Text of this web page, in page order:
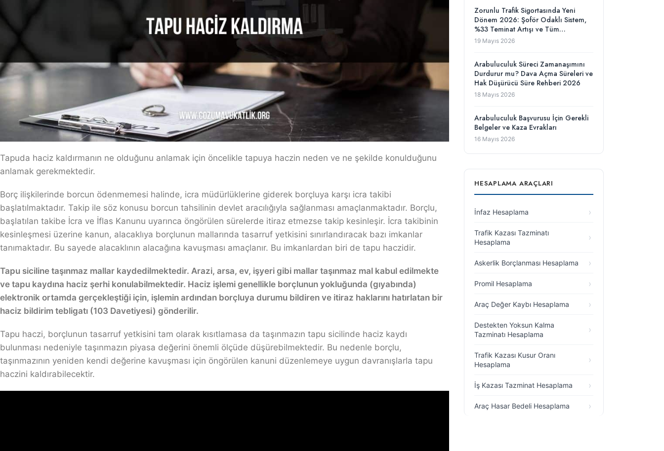
Tapuda haciz kaldırmanın ne olduğunu anlamak için öncelikle tapuya haczin neden ve ne şekilde konulduğunu
anlamak gerekmektedir.
Borç ilişkilerinde borcun ödenmemesi halinde, icra müdürlüklerine giderek borçluya karşı icra takibi
başlatılmaktadır. Takip ile söz konusu borcun tahsilinin devlet aracılığıyla sağlanması amaçlanmaktadır. Borçlu,
başlatılan takibe İcra ve İflas Kanunu uyarınca öngörülen sürelerde itiraz etmezse takip kesinleşir. İcra takibinin
kesinleşmesi üzerine kanun, alacaklıya borçlunun mallarında tasarruf yetkisini sınırlandıracak bazı imkanlar
tanımaktadır. Bu sayede alacaklının alacağına kavuşması amaçlanır. Bu imkanlardan biri de tapu haczidir.
Tapu siciline taşınmaz mallar kaydedilmektedir. Arazi, arsa, ev, işyeri gibi mallar taşınmaz mal kabul edilmekte
ve tapu kaydına haciz şerhi konulabilmektedir. Haciz işlemi genellikle borçlunun yokluğunda (gıyabında)
elektronik ortamda gerçekleştiği için, işlemin ardından borçluya durumu bildiren ve itiraz haklarını hatırlatan bir
haciz bildirim tebligatı (103 Davetiyesi) gönderilir.
Tapu haczi, borçlunun tasarruf yetkisini tam olarak kısıtlamasa da taşınmazın tapu sicilinde haciz kaydı
bulunması nedeniyle taşınmazın piyasa değerini önemli ölçüde düşürebilmektedir. Bu nedenle borçlu,
taşınmazının yeniden kendi değerine kavuşması için öngörülen kanuni düzenlemeye uygun davranışlarla tapu
haczini kaldırabilecektir.
Zorunlu Trafik Sigortasında Yeni
Dönem 2026: Şoför Odaklı Sistem,
%33 Teminat Artışı ve Tüm
Değişiklikler
19 Mayıs 2026
Arabuluculuk Süreci Zamanaşımını
Durdurur mu? Dava Açma Süreleri ve
Hak Düşürücü Süre Rehberi 2026
18 Mayıs 2026
Arabuluculuk Başvurusu İçin Gerekli
Belgeler ve Kaza Evrakları
16 Mayıs 2026
HESAPLAMA ARAÇLARI
İnfaz Hesaplama
Trafik Kazası Tazminatı
Hesaplama
Askerlik Borçlanması Hesaplama
Promil Hesaplama
Araç Değer Kaybı Hesaplama
Destekten Yoksun Kalma
Tazminatı Hesaplama
Trafik Kazası Kusur Oranı
Hesaplama
İş Kazası Tazminat Hesaplama
Araç Hasar Bedeli Hesaplama